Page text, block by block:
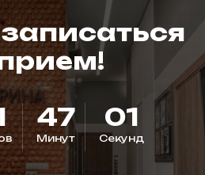
47
Минут
00
Секунд